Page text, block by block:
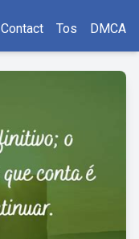
Contact Tos DMCA